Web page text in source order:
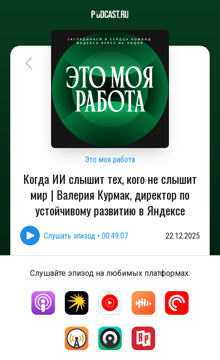
Это моя работа
Когда ИИ слышит тех, кого не слышит
мир | Валерия Курмак, директор по
устойчивому развитию в Яндексе
Слушать эпизод • 00:49:07 22.12.2025
Слушайте эпизод на любимых платформах: